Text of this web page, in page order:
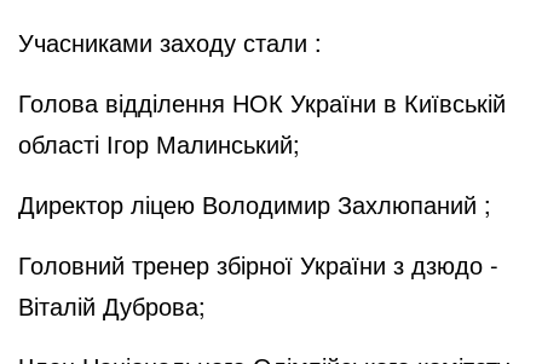
Учасниками заходу стали :
Голова відділення НОК України в Київській
області Ігор Малинський;
Директор ліцею Володимир Захлюпаний ;
Головний тренер збірної України з дзюдо -
Віталій Дуброва;